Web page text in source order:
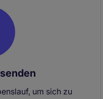
um sich zu